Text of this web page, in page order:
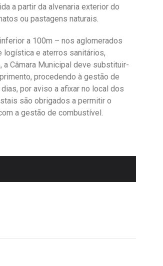
a partir da alvenaria exterior do
ou pastagens naturais.
a 100m – nos aglomerados
logística e aterros sanitários,
Câmara Municipal deve substituir-
procedendo à gestão de
por aviso a afixar no local dos
são obrigados a permitir o
a gestão de combustível.